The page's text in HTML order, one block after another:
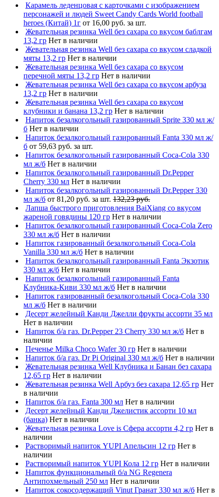
Карамель леденцовая с карточками с изображением
персонажей и людей Sweet Candy Cards World football
heroes (Китай) 1г от 16,00 руб. за шт.
Жевательная резинка Well без сахара со вкусом баблгам
13,2 гр Нет в наличии
Жевательная резинка Well без сахара со вкусом сладкой
мяты 13,2 гр Нет в наличии
Жевательная резинка Well без сахара со вкусом
перечной мяты 13,2 гр Нет в наличии
Жевательная резинка Well без сахара со вкусом арбуза
13,2 гр Нет в наличии
Жевательная резинка Well без сахара со вкусом
клубники и банана 13,2 гр Нет в наличии
Напиток безалкогольный газированный Sprite 330 мл ж/
б Нет в наличии
Напиток безалкогольный газированный Fanta 330 мл ж/
б от 59,63 руб. за шт.
Напиток безалкогольный газированный Coca-Cola 330
мл ж/б Нет в наличии
Напиток безалкогольный газированный Dr.Pepper
Cherry 330 мл Нет в наличии
Напиток безалкогольный газированный Dr.Pepper 330
мл ж/б от 81,20 руб. за шт. 132,23 руб.
Лапша быстрого приготовления BaiXiang со вкусом
жареной говядины 120 гр Нет в наличии
Напиток безалкогольный газированный Coca-Cola Zero
330 мл ж/б Нет в наличии
Напиток газированный безалкогольный Coca-Cola
Vanilla 330 мл ж/б Нет в наличии
Напиток безалкогольный газированный Fanta Экзотик
330 мл ж/б Нет в наличии
Напиток безалкогольный газированный Fanta
Клубника-Киви 330 мл ж/б Нет в наличии
Напиток газированный безалкогольный Coca-Cola 330
мл ж/б Нет в наличии
Десерт желейный Канди Джелли фрукты ассорти 35 мл
Нет в наличии
Напиток б/а газ. Dr.Pepper 23 Cherry 330 мл ж/б Нет в
наличии
Печенье Milka Choco Wafer 30 гр Нет в наличии
Напиток б/а газ. Dr Pi Original 330 мл ж/б Нет в наличии
Жевательная резинка Well Клубника и Банан без сахара
12,65 гр Нет в наличии
Жевательная резинка Well Арбуз без сахара 12,65 гр Нет
в наличии
Напиток б/а газ. Fanta 300 мл Нет в наличии
Десерт желейный Канди Джелистик ассорти 10 мл
(банка) Нет в наличии
Жевательная резинка Love is Сфера ассорти 4,2 гр Нет в
наличии
Растворимый напиток YUPI Апельсин 12 гр Нет в
наличии
Растворимый напиток YUPI Кола 12 гр Нет в наличии
Напиток функциональный б/а NG Regenera
Антипохмельный 250 мл Нет в наличии
Напиток сокосодержащий Vinut Гранат 330 мл ж/б Нет в